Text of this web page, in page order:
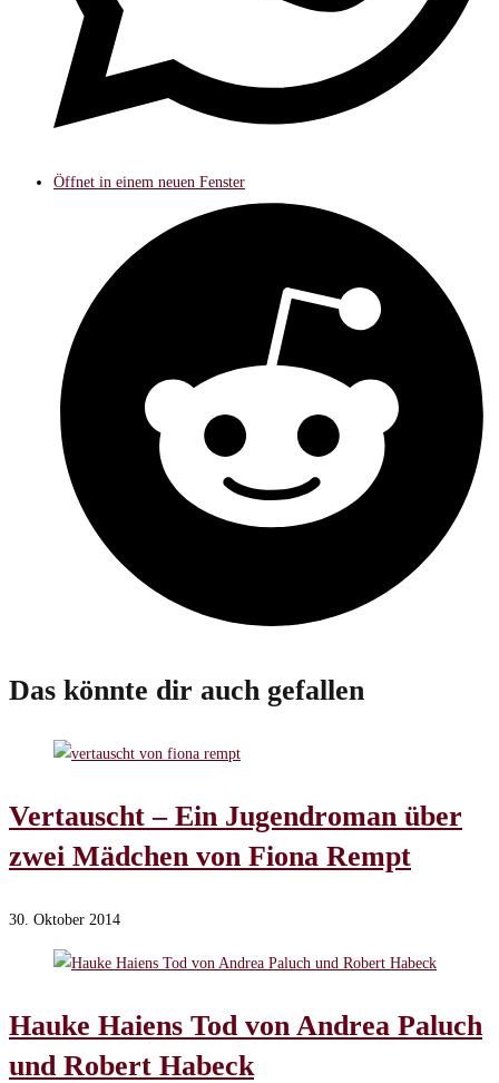
Öffnet in einem neuen Fenster
Das könnte dir auch gefallen
Vertauscht – Ein Jugendroman über
zwei Mädchen von Fiona Rempt
30. Oktober 2014
Hauke Haiens Tod von Andrea Paluch
und Robert Habeck